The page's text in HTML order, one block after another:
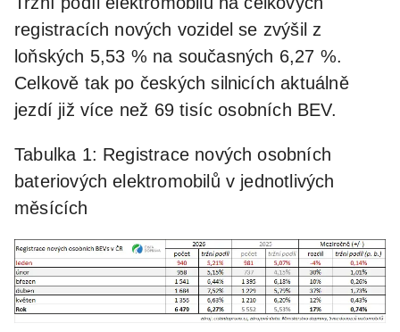
registracích nových vozidel se zvýšil z
loňských 5,53 % na současných 6,27 %.
Celkově tak po českých silnicích aktuálně
jezdí již více než 69 tisíc osobních BEV.
Tabulka 1: Registrace nových osobních
bateriových elektromobilů v jednotlivých
měsících